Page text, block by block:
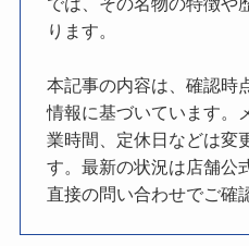
ります。
本記事の内容は、確認時
情報に基づいています。
業時間、定休日などは変
す。最新の状況は店舗公
直接の問い合わせでご確